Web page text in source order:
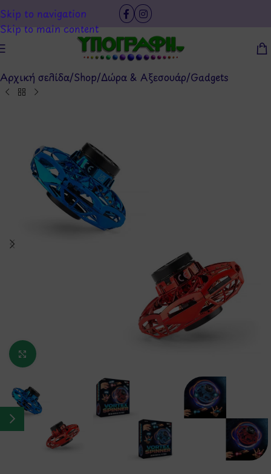
Skip to navigation
Skip to main content
Αρχική σελίδα/Shop/Δώρα & Αξεσουάρ/Gadgets
Κάντε κλικ για μεγέθυνση